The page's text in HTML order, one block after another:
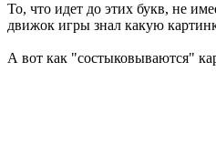
То, что идет до этих букв, не
движок игры знал какую
А вот как "состыковываются"